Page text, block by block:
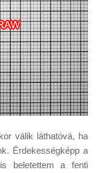
válik láthatóvá, ha
Érdekességképp a
beletettem a fenti